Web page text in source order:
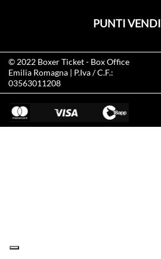
PUNTI
© 2022 Boxer Ticket- Box Office
Emilia Romagna | P.Iva / C.F.:
03563011208